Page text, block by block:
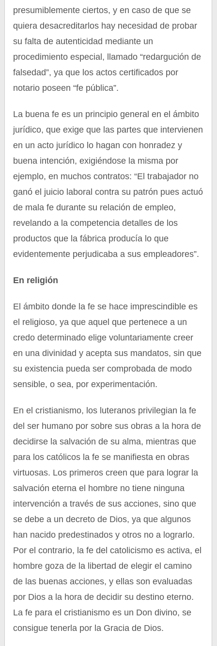
presumiblemente ciertos, y en caso de que se
quiera desacreditarlos hay necesidad de probar
su falta de autenticidad mediante un
procedimiento especial, llamado “redargución de
falsedad”, ya que los actos certificados por
notario poseen “fe pública”.
La buena fe es un principio general en el ámbito
jurídico, que exige que las partes que intervienen
en un acto jurídico lo hagan con honradez y
buena intención, exigiéndose la misma por
ejemplo, en muchos contratos: “El trabajador no
ganó el juicio laboral contra su patrón pues actuó
de mala fe durante su relación de empleo,
revelando a la competencia detalles de los
productos que la fábrica producía lo que
evidentemente perjudicaba a sus empleadores”.
En religión
El ámbito donde la fe se hace imprescindible es
el religioso, ya que aquel que pertenece a un
credo determinado elige voluntariamente creer
en una divinidad y acepta sus mandatos, sin que
su existencia pueda ser comprobada de modo
sensible, o sea, por experimentación.
En el cristianismo, los luteranos privilegian la fe
del ser humano por sobre sus obras a la hora de
decidirse la salvación de su alma, mientras que
para los católicos la fe se manifiesta en obras
virtuosas. Los primeros creen que para lograr la
salvación eterna el hombre no tiene ninguna
intervención a través de sus acciones, sino que
se debe a un decreto de Dios, ya que algunos
han nacido predestinados y otros no a lograrlo.
Por el contrario, la fe del catolicismo es activa, el
hombre goza de la libertad de elegir el camino
de las buenas acciones, y ellas son evaluadas
por Dios a la hora de decidir su destino eterno.
La fe para el cristianismo es un Don divino, se
consigue tenerla por la Gracia de Dios.